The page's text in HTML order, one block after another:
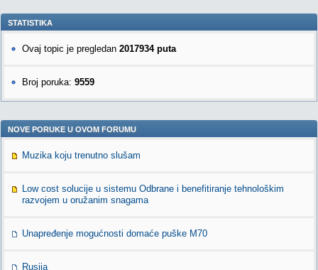
STATISTIKA
Ovaj topic je pregledan 2017934 puta
Broj poruka: 9559
NOVE PORUKE U OVOM FORUMU
Muzika koju trenutno slušam
Low cost solucije u sistemu Odbrane i benefitiranje tehnološkim
razvojem u oružanim snagama
Unapređenje mogućnosti domaće puške M70
Rusija